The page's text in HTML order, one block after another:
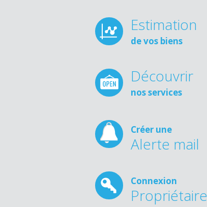
Estimation
de vos biens
Découvrir
nos services
Créer une
Alerte mail
Connexion
Propriétaire